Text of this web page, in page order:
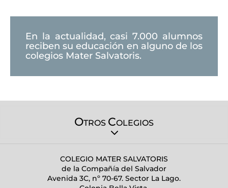
En la actualidad, casi 7.000 alumnos
reciben su educación en alguno de los
colegios Mater Salvatoris.
OTROS COLEGIOS
COLEGIO MATER SALVATORIS
de la Compañía del Salvador
Avenida 3C, nº 70-67. Sector La Lago.